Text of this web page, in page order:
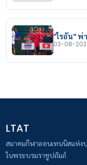
"ไรอัน" พ่
03-08-
LTAT
สมาคมกีฬาลอนเทนนิสแห่ง
ในพระบรมราชูปถัมภ์